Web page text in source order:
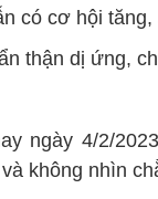
có cơ hội
thận dị ứng,
ngày 4/2/
không nhìn